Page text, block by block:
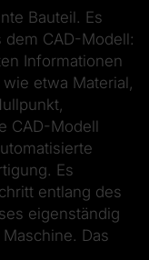
Bauteil. Es
dem CAD-Modell:
Informationen
etwa Material,
CAD-Modell
Es
entlang des
eigenständig
Das